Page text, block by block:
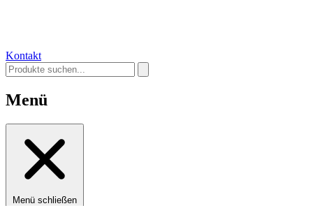
Kontakt
Menü
Menü schließen